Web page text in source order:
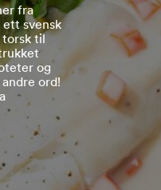
fra
svensk
torsk til
og
ord!